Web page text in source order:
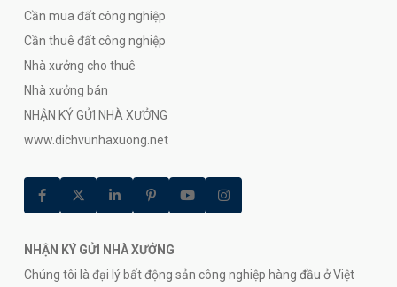
Cần mua đất công nghiệp
Cần thuê đất công nghiệp
Nhà xưởng cho thuê
Nhà xưởng bán
NHẬN KÝ GỬI NHÀ XƯỞNG
www.dichvunhaxuong.net
NHẬN KÝ GỬI NHÀ XƯỞNG
Chúng tôi là đại lý bất động sản công nghiệp hàng đầu ở Việt